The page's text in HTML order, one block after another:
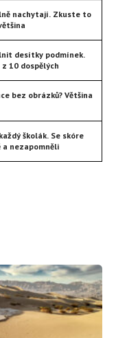
nachytají. Zkuste to
desítky podmínek.
10 dospělých
bez obrázků? Většina
školák. Se skóre
nezapomněli